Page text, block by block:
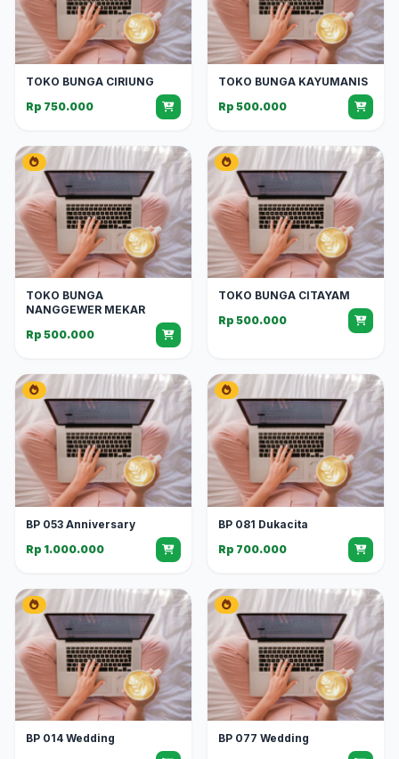
TOKO BUNGA CIRIUNG
Rp 750.000
TOKO BUNGA KAYUMANIS
Rp 500.000
TOKO BUNGA
NANGGEWER MEKAR
Rp 500.000
TOKO BUNGA CITAYAM
Rp 500.000
BP 053 Anniversary
Rp 1.000.000
BP 081 Dukacita
Rp 700.000
BP 014 Wedding
BP 077 Wedding